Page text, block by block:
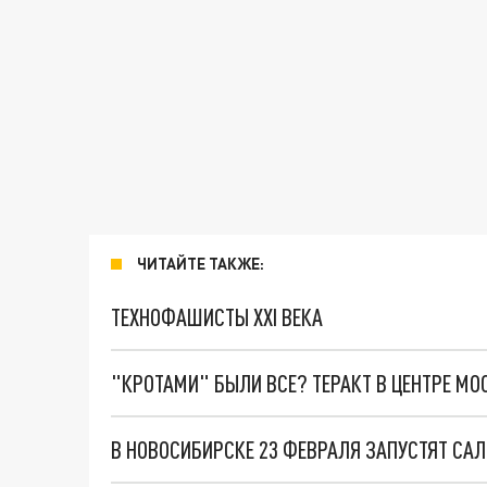
ЧИТАЙТЕ ТАКЖЕ:
ТЕХНОФАШИСТЫ XXI ВЕКА
"КРОТАМИ" БЫЛИ ВСЕ? ТЕРАКТ В ЦЕНТРЕ
В НОВОСИБИРСКЕ 23 ФЕВРАЛЯ ЗАПУСТЯТ